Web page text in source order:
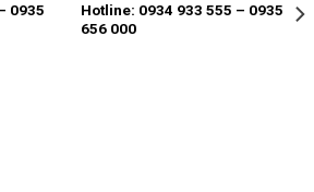
0935
Hotline: 0934 933 555 – 0935
656 000